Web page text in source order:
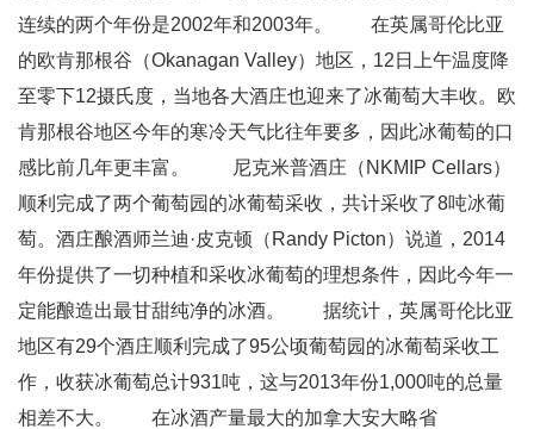
连续的两个年份是2002年和2003年。 在英属哥伦比亚
的欧肯那根谷（Okanagan Valley）地区，12日上午温度降
至零下12摄氏度，当地各大酒庄也迎来了冰葡萄大丰收。欧
肯那根谷地区今年的寒冷天气比往年要多，因此冰葡萄的口
感比前几年更丰富。 尼克米普酒庄（NKMIP Cellars）
顺利完成了两个葡萄园的冰葡萄采收，共计采收了8吨冰葡
萄。酒庄酿酒师兰迪·皮克顿（Randy Picton）说道，2014
年份提供了一切种植和采收冰葡萄的理想条件，因此今年一
定能酿造出最甘甜纯净的冰酒。 据统计，英属哥伦比亚
地区有29个酒庄顺利完成了95公顷葡萄园的冰葡萄采收工
作，收获冰葡萄总计931吨，这与2013年份1,000吨的总量
相差不大。 在冰酒产量最大的加拿大安大略省